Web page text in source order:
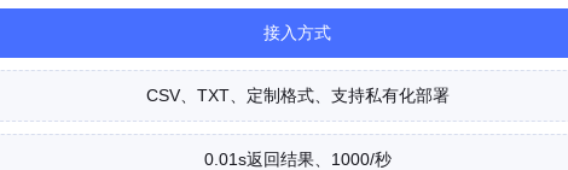
接入方式
CSV、TXT、定制格式、支持私有化部署
0.01s返回结果、1000/秒